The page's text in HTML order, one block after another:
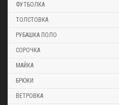
ФУТБОЛКА
ТОЛСТОВКА
РУБАШКА ПОЛО
СОРОЧКА
МАЙКА
БРЮКИ
ВЕТРОВКА